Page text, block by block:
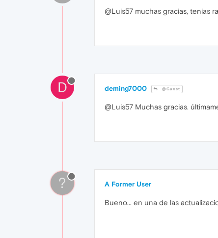
@Luis57 muchas gracias, tenias
D deming7000 @Guest
@Luis57 Muchas gracias.
? A Former User
Bueno... en una de las